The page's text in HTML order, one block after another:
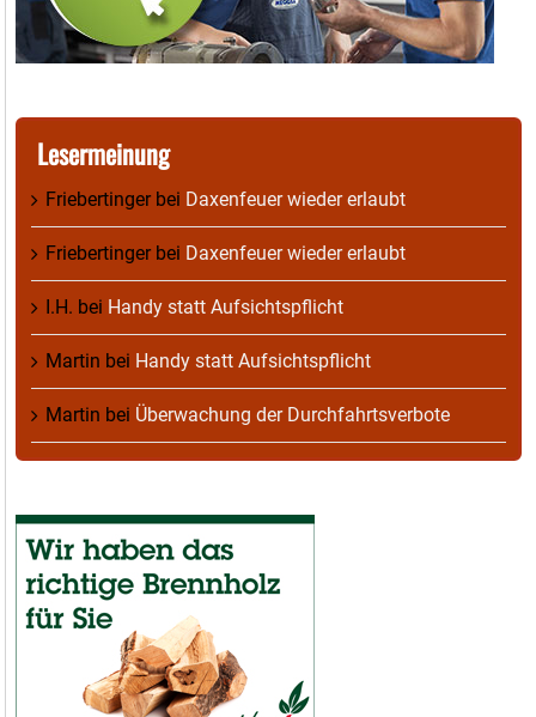
Lesermeinung
Friebertingerbei Daxenfeuer wieder erlaubt
Friebertingerbei Daxenfeuer wieder erlaubt
I.H. bei Handy statt Aufsichtspflicht
Martin bei Handy statt Aufsichtspflicht
Martin bei Überwachung der Durchfahrtsverbote